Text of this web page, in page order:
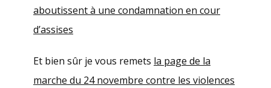
aboutissent à une condamnation en cour
d’assises
Et bien sûr je vous remets la page de la
marche du 24 novembre contre les violences